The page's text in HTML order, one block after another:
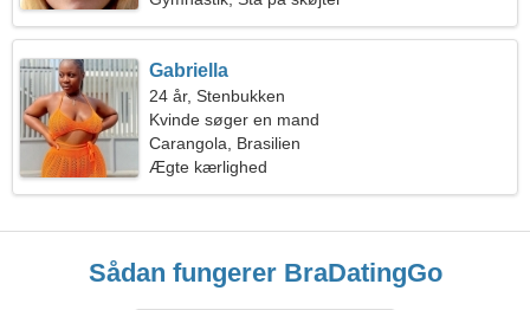
Gabriella
24 år, Stenbukken
Kvinde søger en mand
Carangola, Brasilien
Ægte kærlighed
Sådan fungerer BraDatingGo